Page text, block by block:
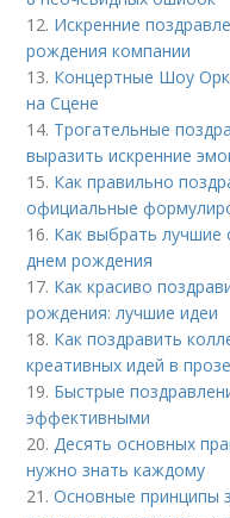
12. Искренние
рождения компании
13. Концертные Шоу
на Сцене
14. Трогательные
выразить искренние
15. Как правильно
официальные
16. Как выбрать лучшие
днем рождения
17. Как красиво
рождения: лучшие идеи
18. Как поздравить
креативных идей в прозе
19. Быстрые
эффективными
20. Десять основных
нужно знать каждому
21.Основные принципы